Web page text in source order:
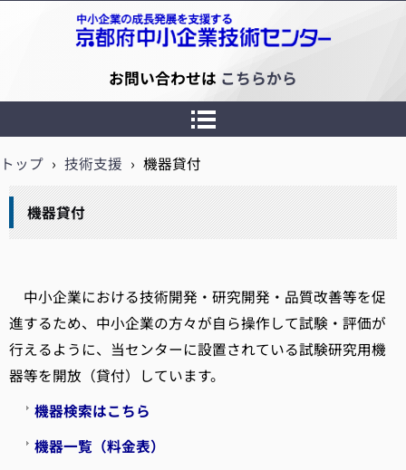
京都府中小企業技術センター
お問い合わせは こちらから
トップ › 技術支援 › 機器貸付
機器貸付
中小企業における技術開発・研究開発・品質改善等を促
進するため、中小企業の方々が自ら操作して試験・評価が
行えるように、当センターに設置されている試験研究用機
器等を開放（貸付）しています。
機器検索はこちら
機器一覧（料金表）